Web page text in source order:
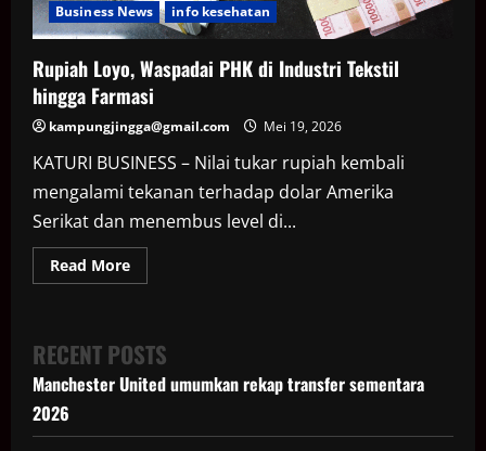
Business News info kesehatan
Rupiah Loyo, Waspadai PHK di Industri Tekstil
hingga Farmasi
kampungjingga@gmail.com Mei 19, 2026
KATURI BUSINESS – Nilai tukar rupiah kembali
mengalami tekanan terhadap dolar Amerika
Serikat dan menembus level di...
Read MoreRead
more
PHK
di
Industri
Farmasi
RECENT POSTS
Manchester United umumkan rekap transfer sementara
2026